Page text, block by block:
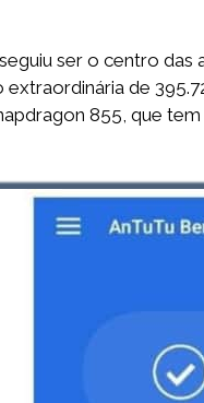
ser o centro
de
855, que